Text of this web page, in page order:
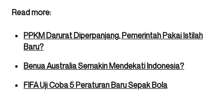
Read more:
PPKM Darurat Diperpanjang, Pemerintah Pakai Istilah
Baru?
Benua Australia Semakin Mendekati Indonesia?
FIFA Uji Coba 5 Peraturan Baru Sepak Bola